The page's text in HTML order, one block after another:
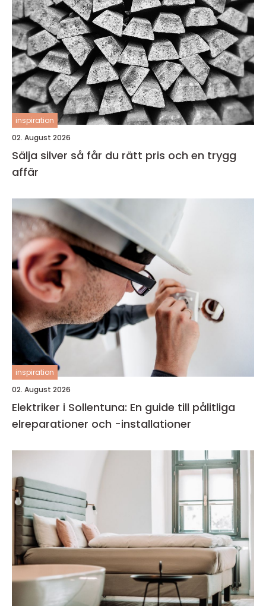
inspiration
02. August 2026
Sälja silver så får du rätt pris och en trygg
affär
inspiration
02. August 2026
Elektriker i Sollentuna: En guide till pålitliga
elreparationer och -installationer